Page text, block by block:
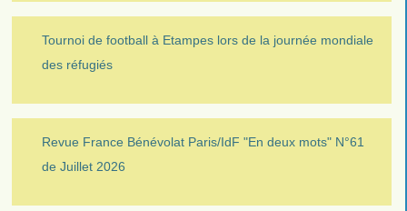
Tournoi de football à Etampes lors de la journée mondiale
des réfugiés
Revue France Bénévolat Paris/IdF "En deux mots" N°61
de Juillet 2026